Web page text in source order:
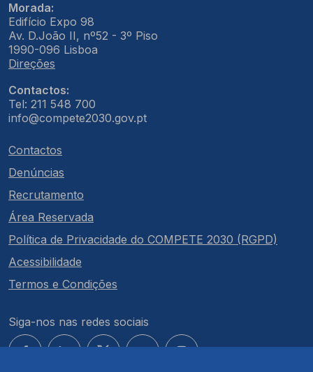
Morada:
Edifício Expo 98
Av. D.João II, nº52 - 3º Piso
1990-096 Lisboa
Direções
Contactos:
Tel: 211 548 700
info@compete2030.gov.pt
Contactos
Denúncias
Recrutamento
Área Reservada
Política de Privacidade do COMPETE 2030 (RGPD)
Acessibilidade
Termos e Condições
Siga-nos nas redes sociais